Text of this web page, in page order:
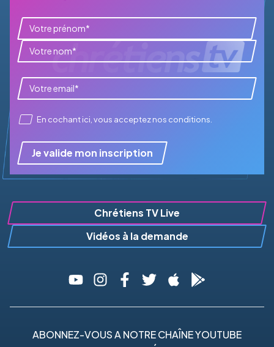
En cochant ici, vous accepteznos conditions
Je valide mon inscription
Chrétiens TV Live
Vidéos à la demande
ABONNEZ-VOUS A NOTRE CHAÎNE YOUTUBE